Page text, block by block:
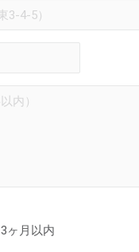
3ヶ月以内